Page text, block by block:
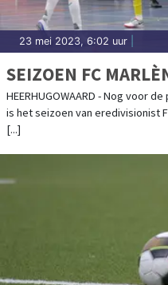
23 mei 2023, 6:02 uur
SEIZOEN FC
HEERHUGOWAARD - Nog voor
is het seizoen van eredivisionist
[...]